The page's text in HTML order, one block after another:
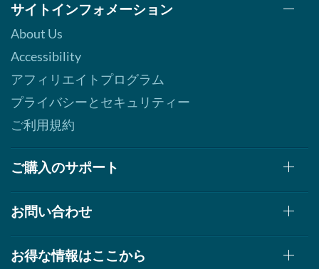
サイトインフォメーション
About Us
Accessibility
アフィリエイトプログラム
プライバシーとセキュリティー
ご利用規約
ご購入のサポート
お問い合わせ
お得な情報はここから